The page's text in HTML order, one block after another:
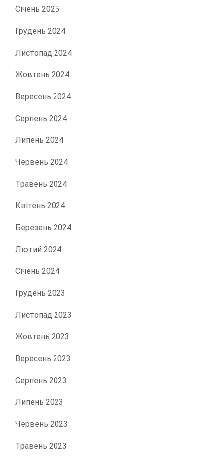
Січень 2025
Грудень 2024
Листопад 2024
Жовтень 2024
Вересень 2024
Серпень 2024
Липень 2024
Червень 2024
Травень 2024
Квітень 2024
Березень 2024
Лютий 2024
Січень 2024
Грудень 2023
Листопад 2023
Жовтень 2023
Вересень 2023
Серпень 2023
Липень 2023
Червень 2023
Травень 2023